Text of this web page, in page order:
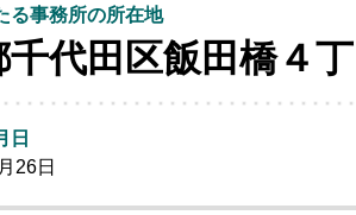
る事務所の所在地
千代田区飯田橋４
日
26日